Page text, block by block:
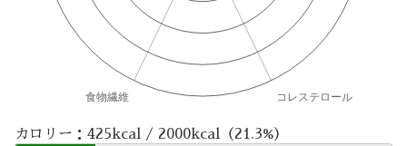
カロリー：425kcal / 2000kcal（21.3%）